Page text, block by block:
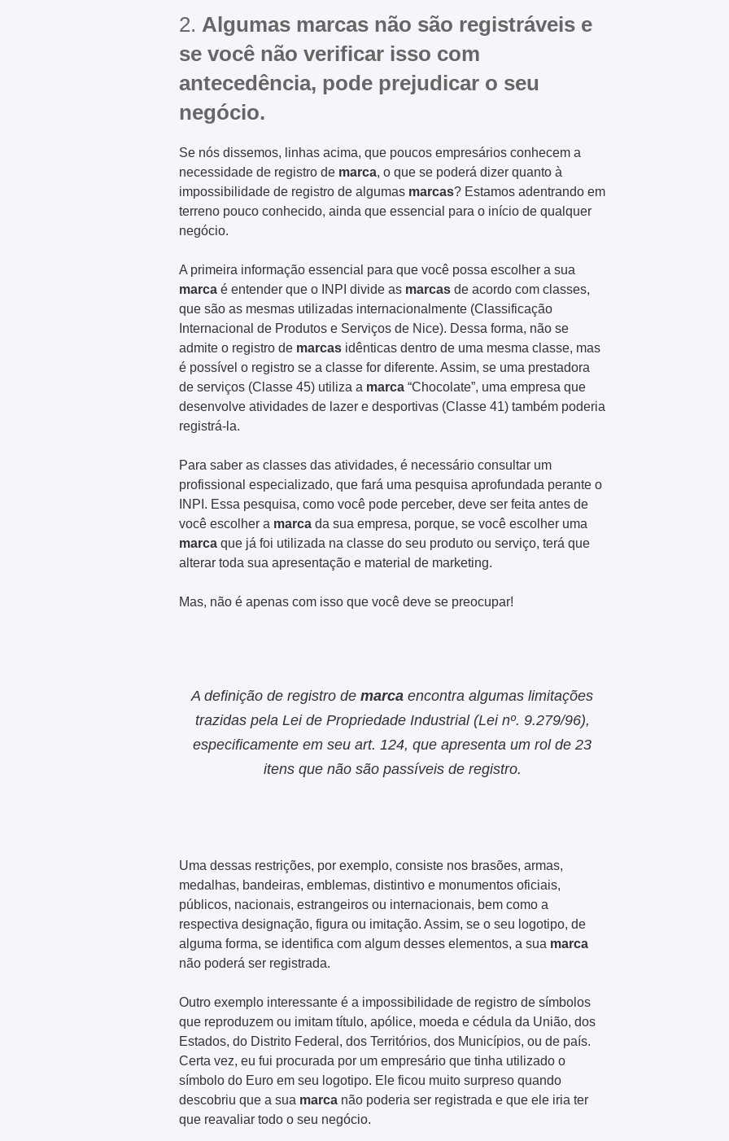
2. Algumas marcas não são registráveis e
se você não verificar isso com
antecedência, pode prejudicar o seu
negócio.
Se nós dissemos, linhas acima, que poucos empresários conhecem a
necessidade de registro de marca, o que se poderá dizer quanto à
impossibilidade de registro de algumas marcas? Estamos adentrando em
terreno pouco conhecido, ainda que essencial para o início de qualquer
negócio.
A primeira informação essencial para que você possa escolher a sua
marca é entender que o INPI divide as marcas de acordo com classes,
que são as mesmas utilizadas internacionalmente (Classificação
Internacional de Produtos e Serviços de Nice). Dessa forma, não se
admite o registro de marcas idênticas dentro de uma mesma classe, mas
é possível o registro se a classe for diferente. Assim, se uma prestadora
de serviços (Classe 45) utiliza a marca “Chocolate”, uma empresa que
desenvolve atividades de lazer e desportivas (Classe 41) também poderia
registrá-la.
Para saber as classes das atividades, é necessário consultar um
profissional especializado, que fará uma pesquisa aprofundada perante o
INPI. Essa pesquisa, como você pode perceber, deve ser feita antes de
você escolher a marca da sua empresa, porque, se você escolher uma
marca que já foi utilizada na classe do seu produto ou serviço, terá que
alterar toda sua apresentação e material de marketing.
Mas, não é apenas com isso que você deve se preocupar!
A definição de registro demarca encontra algumas limitações
trazidas pela Lei de Propriedade Industrial (Lei nº. 9.279/96),
especificamente em seu art. 124, que apresenta um rol de 23
itens que não são passíveis de registro.
Uma dessas restrições, por exemplo, consiste nos brasões, armas,
medalhas, bandeiras, emblemas, distintivo e monumentos oficiais,
públicos, nacionais, estrangeiros ou internacionais, bem como a
respectiva designação, figura ou imitação. Assim, se o seu logotipo, de
alguma forma, se identifica com algum desses elementos, a sua marca
não poderá ser registrada.
Outro exemplo interessante é a impossibilidade de registro de símbolos
que reproduzem ou imitam título, apólice, moeda e cédula da União, dos
Estados, do Distrito Federal, dos Territórios, dos Municípios, ou de país.
Certa vez, eu fui procurada por um empresário que tinha utilizado o
símbolo do Euro em seu logotipo. Ele ficou muito surpreso quando
descobriu que a sua marca não poderia ser registrada e que ele iria ter
que reavaliar todo o seu negócio.